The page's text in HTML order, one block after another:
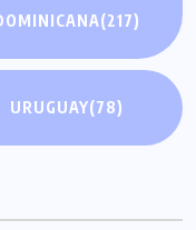
(217)
URUGUAY(78)